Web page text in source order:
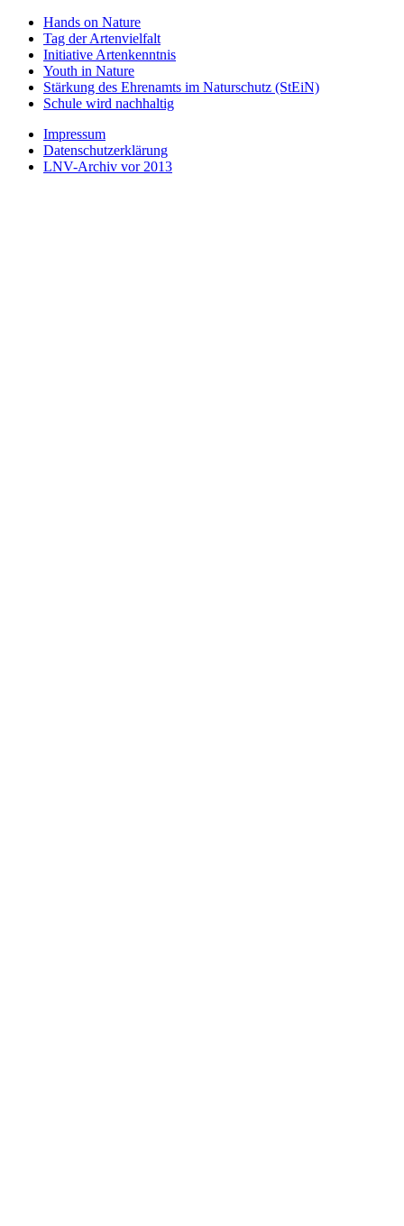
Hands on Nature
Tag der Artenvielfalt
Initiative Artenkenntnis
Youth in Nature
Stärkung des Ehrenamts im Naturschutz (StEiN)
Schule wird nachhaltig
Impressum
Datenschutzerklärung
LNV-Archiv vor 2013